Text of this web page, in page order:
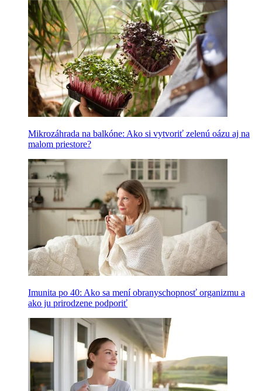
Mikrozáhrada na balkóne: Ako si vytvoriť zelenú oázu aj na
malom priestore?
Imunita po 40: Ako sa mení obranyschopnosť organizmu a
ako ju prirodzene podporiť